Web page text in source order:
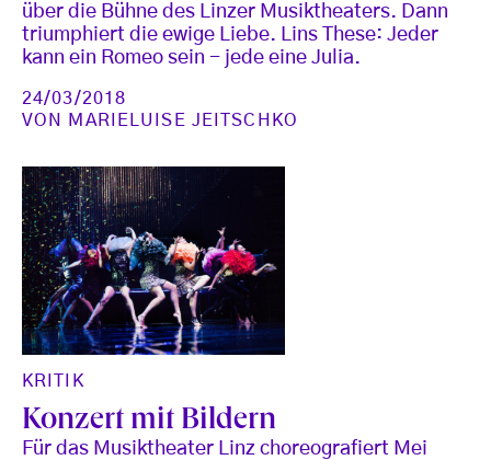
über die Bühne des Linzer Musiktheaters. Dann
triumphiert die ewige Liebe. Lins These: Jeder
kann ein Romeo sein - jede eine Julia.
24/03/2018
VON MARIELUISE JEITSCHKO
KRITIK
Konzert mit Bildern
Für das Musiktheater Linz choreografiert Mei